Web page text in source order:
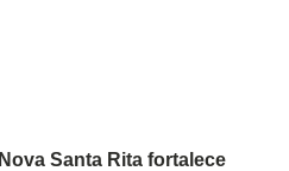
Nova Santa Rita fortalece